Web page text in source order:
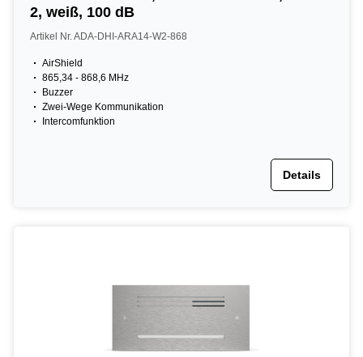
2, weiß, 100 dB
Artikel Nr. ADA-DHI-ARA14-W2-868
AirShield
865,34 - 868,6 MHz
Buzzer
Zwei-Wege Kommunikation
Intercomfunktion
Details